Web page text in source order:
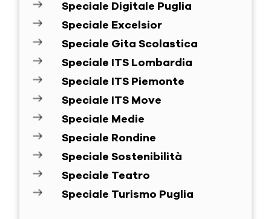
Speciale Digitale Puglia
Speciale Excelsior
Speciale Gita Scolastica
Speciale ITS Lombardia
Speciale ITS Piemonte
Speciale ITS Move
Speciale Medie
Speciale Rondine
Speciale Sostenibilità
Speciale Teatro
Speciale Turismo Puglia